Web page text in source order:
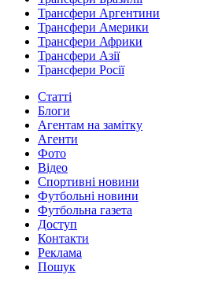
Трансфери Аргентини
Трансфери Америки
Трансфери Африки
Трансфери Азії
Трансфери Росії
Статті
Блоги
Агентам на замітку
Агенти
Фото
Відео
Спортивні новини
Футбольні новини
Футбольна газета
Доступ
Контакти
Реклама
Пошук